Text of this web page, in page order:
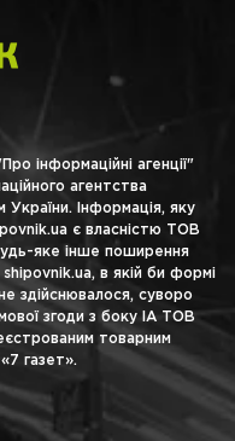
інформаційні агенції"
агентства
Інформація, яку
є власністю ТОВ
яке інше поширення
в якій би формі
здійснювалося, суворо
згоди з боку ІА ТОВ
товарним
газет».